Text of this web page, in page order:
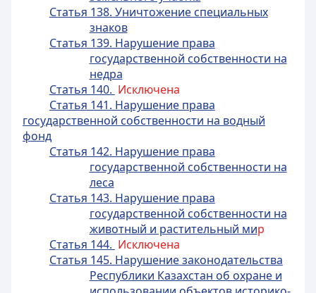
Статья 138. Уничтожение специальных
знаков
Статья 139. Нарушение права
государственной собственности на
недра
Статья 140. Исключена
Статья 141. Нарушение права
государственной собственности на водный
фонд
Статья 142. Нарушение права
государственной собственности на
леса
Статья 143. Нарушение права
государственной собственности на
животный и растительный мир
Статья 144. Исключена
Статья 145. Нарушение законодательства
Республики Казахстан об охране и